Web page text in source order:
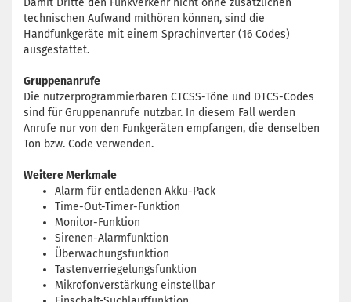
Damit Dritte den Funkverkehr nicht ohne zusätzlichen
technischen Aufwand mithören können, sind die
Handfunkgeräte mit einem Sprachinverter (16 Codes)
ausgestattet.
Gruppenanrufe
Die nutzerprogrammierbaren CTCSS-Töne und DTCS-Codes
sind für Gruppenanrufe nutzbar. In diesem Fall werden
Anrufe nur von den Funkgeräten empfangen, die denselben
Ton bzw. Code verwenden.
Weitere Merkmale
Alarm für entladenen Akku-Pack
Time-Out-Timer-Funktion
Monitor-Funktion
Sirenen-Alarmfunktion
Überwachungsfunktion
Tastenverriegelungsfunktion
Mikrofonverstärkung einstellbar